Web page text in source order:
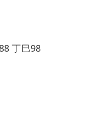
丁巳98